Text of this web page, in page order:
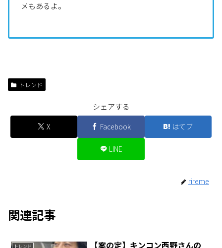
メもあるよ。
トレンド
シェアする
X Facebook はてブ
LINE
rireme
関連記事
トレンド 【案の定】キンコン西野さんの